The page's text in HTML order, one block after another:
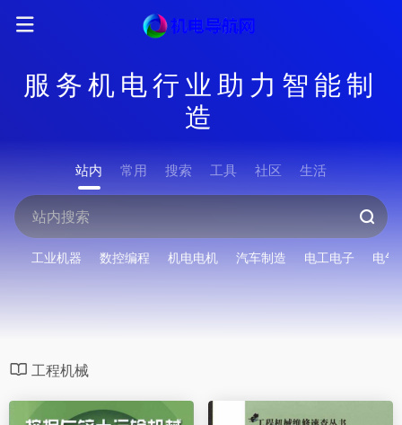
服务机电行业助力智能制
造
站内 常用 搜索 工具 社区 生活
工业机器 数控编程 机电电机 汽车制造 电工电子 电气
工程机械